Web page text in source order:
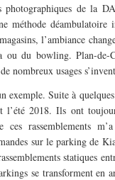
de la
méthode
l’ambiance
ou du bowling. Plan-de-
nombreux usages
Suite à
l’été 2018. Ils ont
rassemblements
sur le parking de
statiques
se transforment en
face aux
et de transition
des Suds